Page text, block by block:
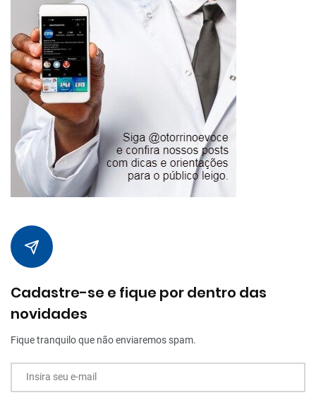
Cadastre-se e fique por dentro das
novidades
Fique tranquilo que não enviaremos spam.
Insira seu e-mail